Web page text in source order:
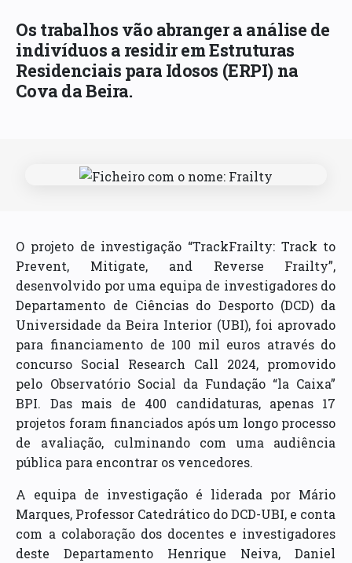
Os trabalhos vão abranger a análise de
indivíduos a residir em Estruturas
Residenciais para Idosos (ERPI) na
Cova da Beira.
O projeto de investigação “TrackFrailty: Track to
Prevent, Mitigate, and Reverse Frailty”,
desenvolvido por uma equipa de investigadores do
Departamento de Ciências do Desporto (DCD) da
Universidade da Beira Interior (UBI), foi aprovado
para financiamento de 100 mil euros através do
concurso Social Research Call 2024, promovido
pelo Observatório Social da Fundação “la Caixa”
BPI. Das mais de 400 candidaturas, apenas 17
projetos foram financiados após um longo processo
de avaliação, culminando com uma audiência
pública para encontrar os vencedores.
A equipa de investigação é liderada por Mário
Marques, Professor Catedrático do DCD-UBI, e conta
com a colaboração dos docentes e investigadores
deste Departamento Henrique Neiva, Daniel